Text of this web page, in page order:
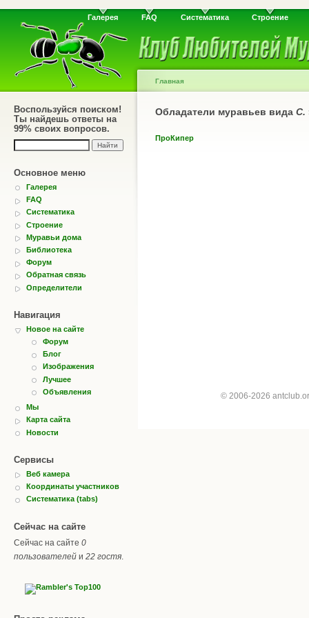
Галерея FAQ Систематика Строение
Воспользуйся поиском!
Ты найдешь ответы на
99% своих вопросов.
Основное меню
Галерея
FAQ
Систематика
Строение
Муравьи дома
Библиотека
Форум
Обратная связь
Определители
Навигация
Новое на сайте
Форум
Блог
Изображения
Лучшее
Объявления
Мы
Карта сайта
Новости
Сервисы
Веб камера
Координаты участников
Систематика (tabs)
Сейчас на сайте
Сейчас на сайте 0
пользователей и 22 гостя
Главная
Обладатели муравьев вида C.
ПроКипер
© 2006-2026